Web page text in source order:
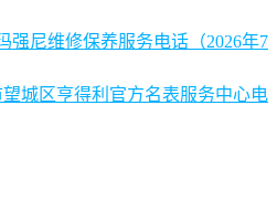
强尼维修保养服务电话（2026年7
望城区亨得利官方名表服务中心电